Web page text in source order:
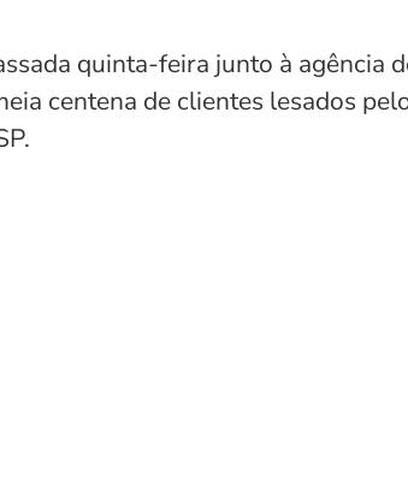
quinta-feira junto à agência
centena de clientes lesados